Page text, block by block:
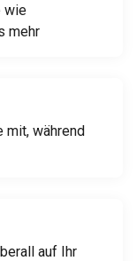
wie
mehr
mit, während
auf Ihr